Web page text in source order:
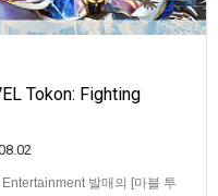
Tokon: Fighting
발매의 [마블 투